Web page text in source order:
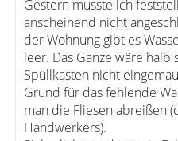
Gestern musste ich
anscheinend nicht
der Wohnung gibt es
leer. Das Ganze wäre
Spüllkasten nicht
Grund für das fehlende
man die Fliesen abreißen
Handwerkers).